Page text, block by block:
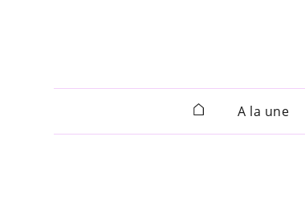
A la une